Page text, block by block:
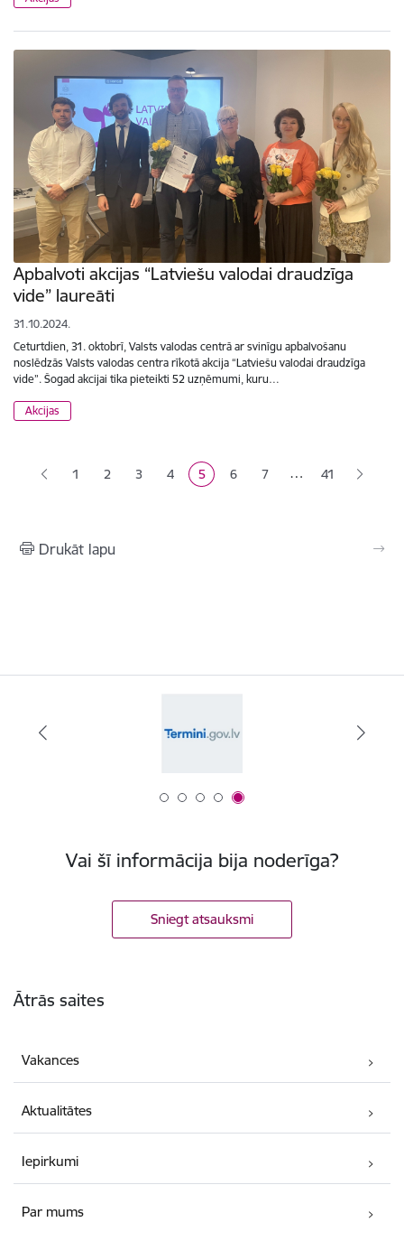
Apbalvoti akcijas “Latviešu valodai draudzīga
vide” laureāti
31.10.2024.
Ceturtdien, 31. oktobrī, Valsts valodas centrā ar svinīgu apbalvošanu
noslēdzās Valsts valodas centra rīkotā akcija “Latviešu valodai draudzīga
vide”. Šogad akcijai tika pieteikti 52 uzņēmumi, kuru…
Akcijas
1 Lapa
2 Lapa
3 Lapa
4 Pašreizējā lapa
5 Lapa
6 Lapa
7 … 41
Drukāt lapu
Vai šī informācija bija noderīga?
Sniegt atsauksmi
Ātrās saites
Vakances
Aktualitātes
Iepirkumi
Par mums